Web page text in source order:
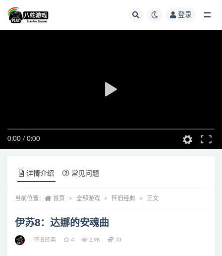
登录
0:00 / 0:00
详情介绍 常见问题
当前位置： 首页 全部游戏 怀旧经典 正文
伊苏8：达娜的安魂曲
怀旧经典 4 2.9K 70